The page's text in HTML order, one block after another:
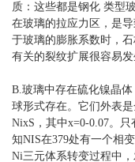
质：这些都是钢化 类型
在玻璃的拉应力区，是
于玻璃的膨胀系数时，
有关的裂纹扩展很容易发
B.玻璃中存在硫化镍晶
球形式存在。它们外表
NixS，其中x=0-0.07。
知NIS在379处有一个相
Ni三元体系转变过程中